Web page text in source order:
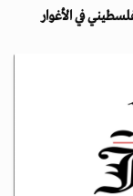
في الأغوار